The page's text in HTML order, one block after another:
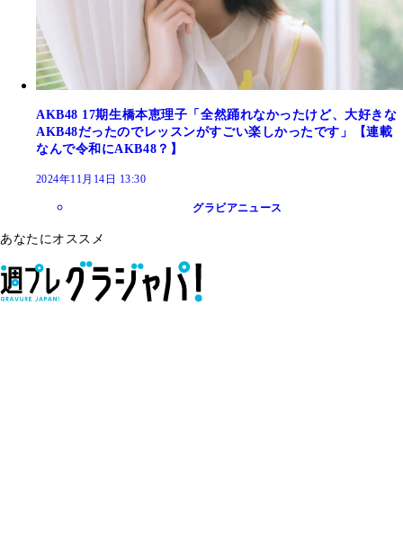
AKB48 17期生橋本恵理子「全然踊れなかったけど、大好きな
AKB48だったのでレッスンがすごい楽しかったです」【連載
なんで令和にAKB48？】
2024年11月14日 13:30
グラビアニュース
あなたにオススメ